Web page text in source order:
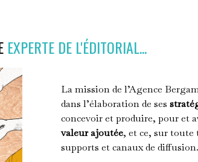
EXPERTE DE L'ÉDITORIAL...
La mission de l’Agence
dans l’élaboration de ses
concevoir et produire, pour et
valeur ajoutée, et ce, sur toute
supports et canaux de diffusion.